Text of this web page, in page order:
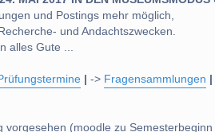
und Postings mehr möglich,
und Andachtszwecken.
alles Gute ...
-> Fragensammlungen
vorgesehen (moodle zu